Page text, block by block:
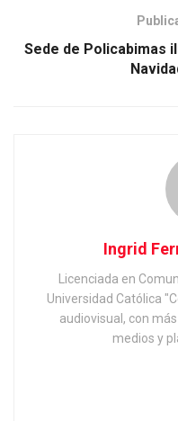
Sede de Policabimas
Ingrid
Licenciada en
Universidad Católica
audiovisual, con
medios y